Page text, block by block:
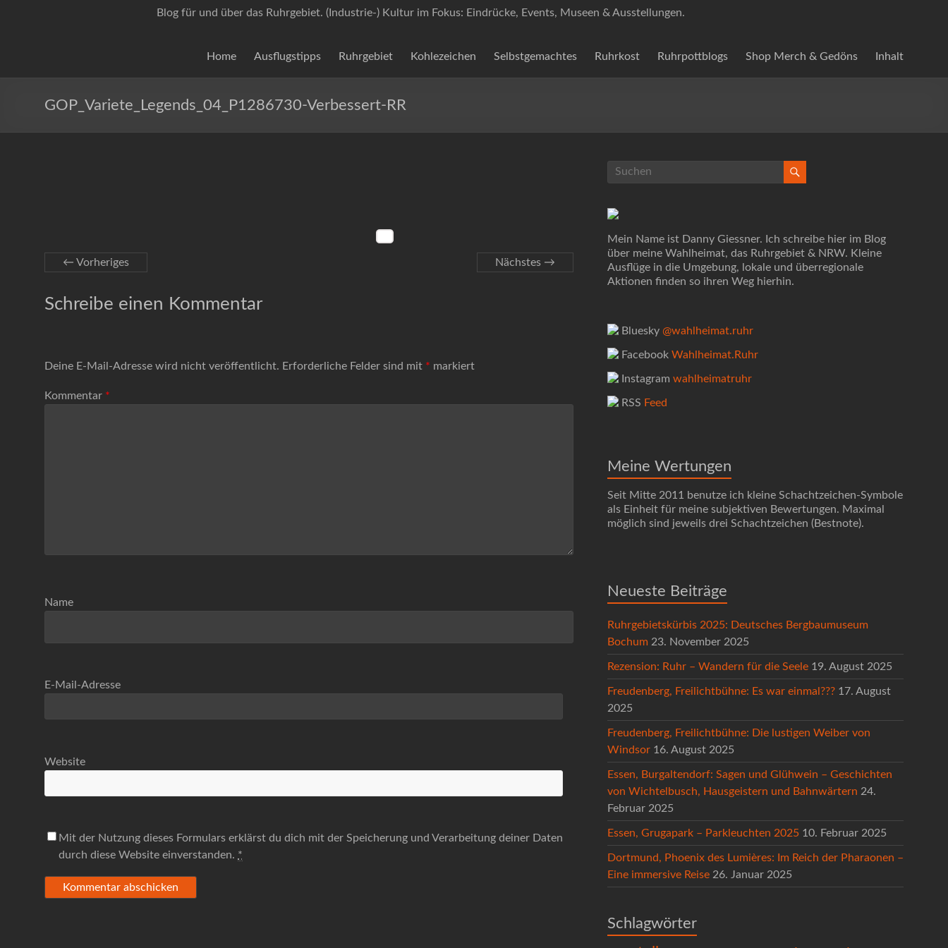
Blog für und über das Ruhrgebiet. (Industrie-) Kultur im Fokus: Eindrücke, Events, Museen & Ausstellungen.
Home Ausflugstipps Ruhrgebiet Kohlezeichen Selbstgemachtes Ruhrkost Ruhrpottblogs Shop Merch & Gedöns Inhalt
GOP_Variete_Legends_04_P1286730-Verbessert-RR
← Vorheriges Nächstes →
Schreibe einen Kommentar
Deine E-Mail-Adresse wird nicht veröffentlicht. Erforderliche Felder sind mit * markiert
Kommentar *
Name
E-Mail-Adresse
Website
Mit der Nutzung dieses Formulars erklärst du dich mit der Speicherung und Verarbeitung deiner Daten
durch diese Website einverstanden. *
Mein Name ist Danny Giessner. Ich schreibe hier im Blog
über meine Wahlheimat, das Ruhrgebiet & NRW. Kleine
Ausflüge in die Umgebung, lokale und überregionale
Aktionen finden so ihren Weg hierhin.
Bluesky @wahlheimat.ruhr
Facebook Wahlheimat.Ruhr
Instagram wahlheimatruhr
RSS Feed
Meine Wertungen
Seit Mitte 2011 benutze ich kleine Schachtzeichen-Symbole
als Einheit für meine subjektiven Bewertungen. Maximal
möglich sind jeweils drei Schachtzeichen (Bestnote).
Neueste Beiträge
Ruhrgebietskürbis 2025: Deutsches Bergbaumuseum
Bochum 23. November 2025
Rezension: Ruhr – Wandern für die Seele 19. August 2025
Freudenberg, Freilichtbühne: Es war einmal??? 17. August
2025
Freudenberg, Freilichtbühne: Die lustigen Weiber von
Windsor 16. August 2025
Essen, Burgaltendorf: Sagen und Glühwein – Geschichten
von Wichtelbusch, Hausgeistern und Bahnwärtern 24.
Februar 2025
Essen, Grugapark – Parkleuchten 2025 10. Februar 2025
Dortmund, Phoenix des Lumières: Im Reich der Pharaonen –
Eine immersive Reise 26. Januar 2025
Schlagwörter